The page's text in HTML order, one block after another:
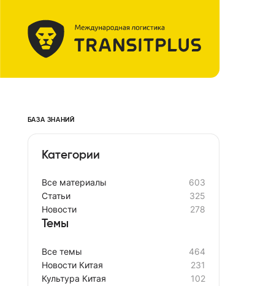
БАЗА ЗНАНИЙ
Категории
Все материалы
603
Cтатьи
325
Новости
278
Темы
Все темы
464
Новости Китая
231
Культура Китая
102